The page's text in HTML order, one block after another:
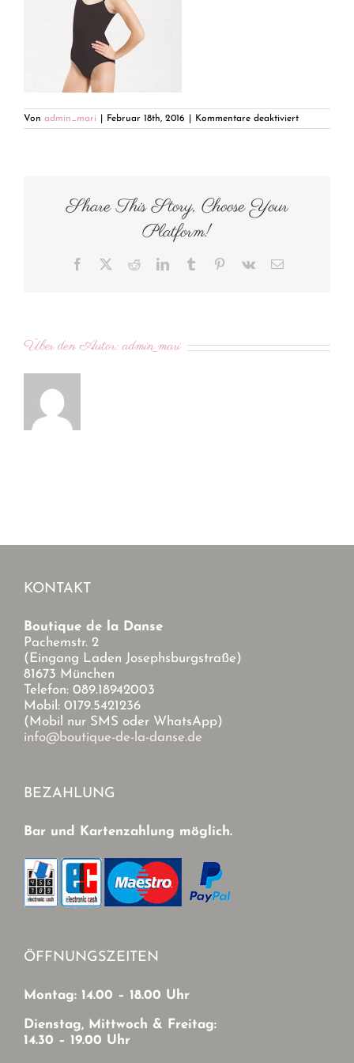
Von admin_mari Februar 18th, 2016 Kommentare deaktiviertfür
P07-
Share This Story, Choose Your
Platform!
Facebook RedditLinkedInTumblr Pinterest
Vk
E-
Über den Autor:admin_mari
KONTAKT
Boutique de la Danse
Pachemstr. 2
(Eingang Laden Josephsburgstraße)
81673 München
Telefon: 089.18942003
Mobil: 0179.5421236
(Mobil nur SMS oder WhatsApp)
info@boutique-de-la-danse.de
BEZAHLUNG
Bar und Kartenzahlung möglich.
ÖFFNUNGSZEITEN
Montag: 14.00 – 18.00 Uhr
Dienstag, Mittwoch & Freitag:
14.30 – 19.00 Uhr